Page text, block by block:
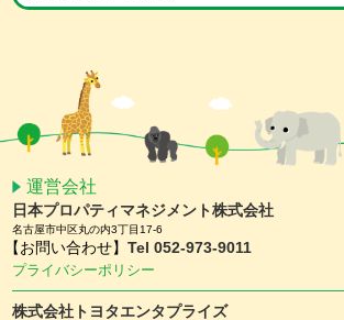
2026/02/16 UP
スマホアプリ会員限定 ホワイトデーキャンペーン
2026/01/15 UP
スマホアプリ会員限定 バレンタインキャンペーン
2025/11/25 UP
【予約受付中】クリスマスケーキ ＆ おせち
2025/11/10 UP
ガーデンテラス東山 クリスマスディナー
運営会社
日本プロパティマネジメント株式会社
名古屋市中区丸の内3丁目17-6
【お問い合わせ】Tel 052-973-9011
プライバシーポリシー
株式会社トヨタエンタプライズ